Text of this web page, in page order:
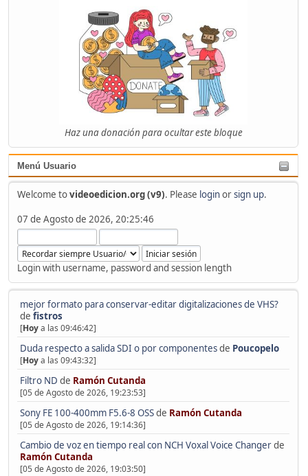
Haz una donación para ocultar este bloque
Menú Usuario
Welcome tovideoedicion.org (v9). Please loginorsign up.
07 de Agosto de 2026, 20:25:46
Login with username, password and session length
mejor formato para conservar-editar digitalizaciones de VHS?
de fistros
[Hoya las 09:46:42]
Duda respecto a salida SDI o por componentesde Poucopelo
[Hoya las 09:43:32]
Filtro ND de Ramón Cutanda
[05 de Agosto de 2026, 19:23:53]
Sony FE 100-400mm F5.6-8 OSSde Ramón Cutanda
[05 de Agosto de 2026, 19:14:36]
Cambio de voz en tiempo real con NCH Voxal Voice Changerde
Ramón Cutanda
[05 de Agosto de 2026, 19:03:50]